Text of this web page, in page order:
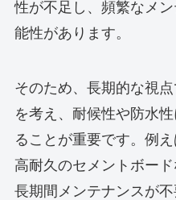
性が不足し、頻繁なメ
能性があります。
そのため、長期的な視
を考え、耐候性や防水
ることが重要です。例
高耐久のセメントボー
長期間メンテナンスが